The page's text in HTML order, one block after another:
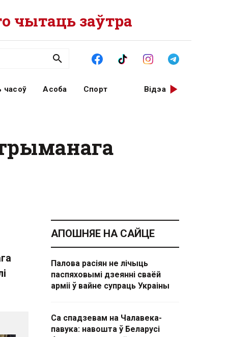
чытаць заўтра
часоў Асоба Спорт Відэа
АПОШНЯЕ НА САЙЦЕ
Палова расіян не лічыць
паспяховымі дзеянні сваёй
арміі ў вайне супраць Украіны
Са спадзевам на Чалавека-
павука: навошта ў Беларусі